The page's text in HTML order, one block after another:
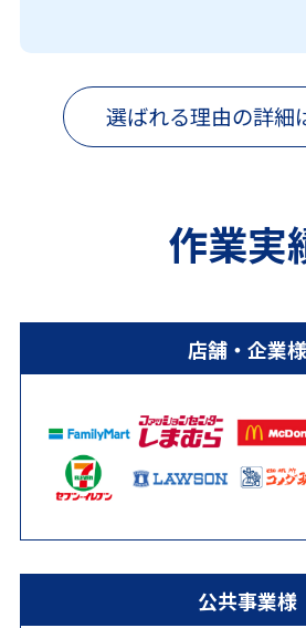
選ばれる理由の詳細
作業実
店舗・企業様
公共事業様